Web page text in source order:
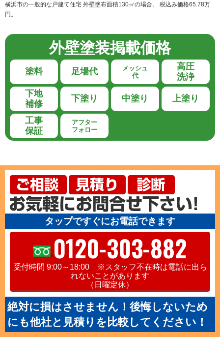
横浜市の一般的な戸建て住宅 外壁塗布面積130㎡の場合。 税込み価格65.78万
円。
外壁塗装掲載価格
塗料 足場代
メッシュ
代
高圧
洗浄
下地
補修
下塗り 中塗り 上塗り
工事
保証
アフター
フォロー
タップですぐにお電話できます
0120-303-882
受付時間 9:00～18:00 ※スタッフ不在時は電話に出ら
れないことがあります
（日曜定休）
絶対に損はさせません！後悔しないため
にも他社と見積りを比較してください！